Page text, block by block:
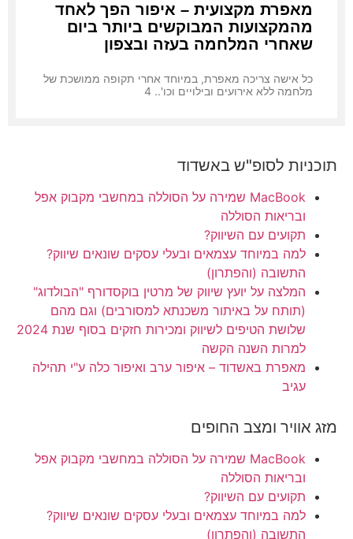
מאפרת מקצועית – איפור הפך לאחד
מהמקצועות המבוקשים ביותר ביום
שאחרי המלחמה בעזה ובצפון
כל אישה צריכה מאפרת, במיוחד אחרי תקופה ממושכת של
מלחמה ללא אירועים ובילויים וכו'.. 4
תוכניות לסופ"ש באשדוד
MacBook שמירה על הסוללה במחשבי מקבוק אפל
ובריאות הסוללה
תקועים עם השיווק?
למה במיוחד עצמאים ובעלי עסקים שונאים שיווק?
התשובה (והפתרון)
המלצה על יועץ שיווק של מרטין בוקסדורף "הבולדוג"
(תותח על באיתור משכנתא למסורבים) וגם מהם
שלושת הטיפים לשיווק ומכירות ​חזקים בסוף שנת 2024
למרות השנה הקשה
מאפרת באשדוד – איפור ערב ואיפור כלה ע"י תהילה
עגיב
מזג אוויר ומצב החופים
MacBook שמירה על הסוללה במחשבי מקבוק אפל
ובריאות הסוללה
תקועים עם השיווק?
למה במיוחד עצמאים ובעלי עסקים שונאים שיווק?
התשובה (והפתרון)